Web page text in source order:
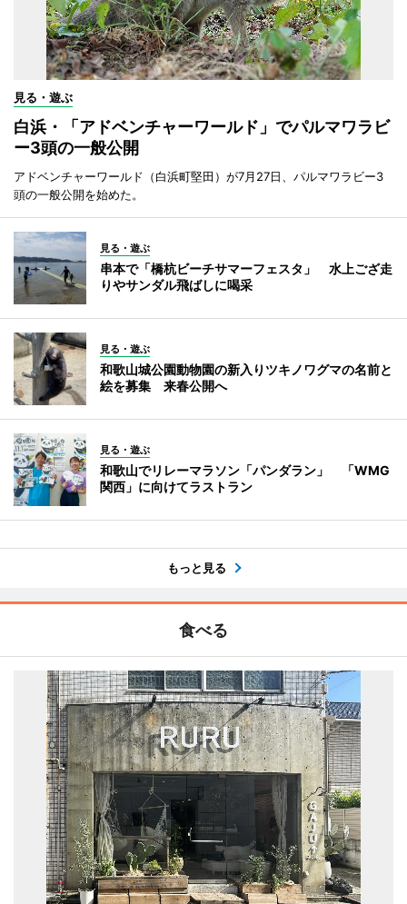
見る・遊ぶ
白浜・「アドベンチャーワールド」でパルマワラビ
ー3頭の一般公開
アドベンチャーワールド（白浜町堅田）が7月27日、パルマワラビー3
頭の一般公開を始めた。
見る・遊ぶ
串本で「橋杭ビーチサマーフェスタ」 水上ござ走
りやサンダル飛ばしに喝采
見る・遊ぶ
和歌山城公園動物園の新入りツキノワグマの名前と
絵を募集 来春公開へ
見る・遊ぶ
和歌山でリレーマラソン「パンダラン」 「WMG
関西」に向けてラストラン
もっと見る
食べる